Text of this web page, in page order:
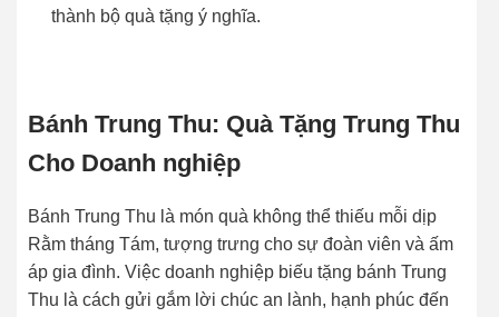
thành bộ quà tặng ý nghĩa.
Bánh Trung Thu: Quà Tặng Trung Thu
Cho Doanh nghiệp
Bánh Trung Thu là món quà không thể thiếu mỗi dịp
Rằm tháng Tám, tượng trưng cho sự đoàn viên và ấm
áp gia đình. Việc doanh nghiệp biếu tặng bánh Trung
Thu là cách gửi gắm lời chúc an lành, hạnh phúc đến